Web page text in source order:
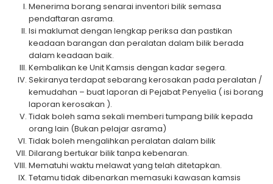
Menerima borang senarai inventori bilik semasa
pendaftaran asrama.
Isi maklumat dengan lengkap periksa dan pastikan
keadaan barangan dan peralatan dalam bilik berada
dalam keadaan baik.
Kembalikan ke Unit Kamsis dengan kadar segera.
Sekiranya terdapat sebarang kerosakan pada peralatan /
kemudahan – buat laporan di Pejabat Penyelia ( isi borang
laporan kerosakan ).
Tidak boleh sama sekali memberi tumpang bilik kepada
orang lain (Bukan pelajar asrama)
Tidak boleh mengalihkan peralatan dalam bilik
Dilarang bertukar bilik tanpa kebenaran.
Mematuhi waktu melawat yang telah ditetapkan.
Tetamu tidak dibenarkan memasuki kawasan kamsis